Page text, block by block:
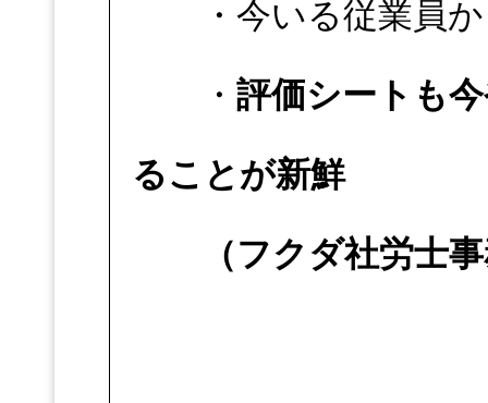
・今いる従業員か
・ 評価シートも
ることが新鮮
（フクダ社労士